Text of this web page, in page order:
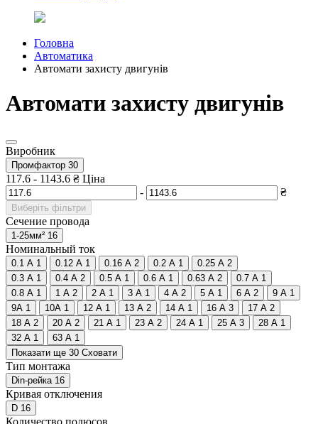
Головна
Автоматика
Автомати захисту двигунів
Автомати захисту двигунів
Виробник
Промфактор 30
117.6 - 1143.6 ₴ Ціна
-
₴
Виберіть фільтри
Сечение провода
1-25мм² 16
Номинальный ток
0.1 А 1 0.12 А 1 0.16 А 2 0.2 А 1 0.25 А 2
0.3 А 1 0.4 А 2 0.5 А 1 0.6 А 1 0.63 А 2 0.7 А 1
0.8 А 1 1 А 2 2 А 1 3 A 1 4 А 2 5 А 1 6 А 2 9 A 1
9А 1 10А 1 12 А 1 13 А 2 14 А 1 16 А 3 17 А 2
18 А 2 20 А 2 21 А 1 23 А 2 24 А 1 25 А 3 28 А 1
32 A 1 63 A 1
Показати ще 30 Сховати
Тип монтажа
Din-рейка 16
Кривая отключения
D 16
Количество полюсов